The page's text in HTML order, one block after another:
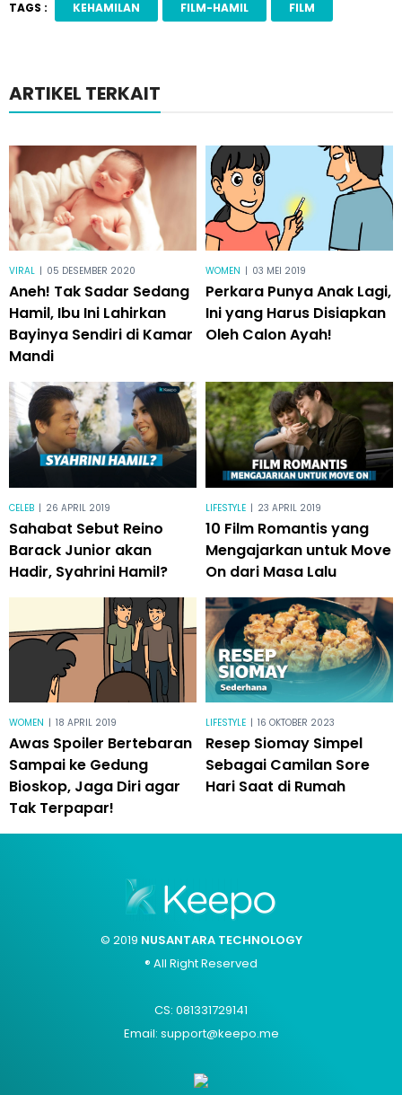
TAGS : KEHAMILAN FILM-HAMIL FILM
ARTIKEL TERKAIT
VIRAL | 05 DESEMBER 2020
Aneh! Tak Sadar Sedang
Hamil, Ibu Ini Lahirkan
Bayinya Sendiri di Kamar
Mandi
WOMEN | 03 MEI 2019
Perkara Punya Anak Lagi,
Ini yang Harus Disiapkan
Oleh Calon Ayah!
CELEB | 26 APRIL 2019
Sahabat Sebut Reino
Barack Junior akan
Hadir, Syahrini Hamil?
LIFESTYLE | 23 APRIL 2019
10 Film Romantis yang
Mengajarkan untuk Move
On dari Masa Lalu
WOMEN | 18 APRIL 2019
Awas Spoiler Bertebaran
Sampai ke Gedung
Bioskop, Jaga Diri agar
Tak Terpapar!
LIFESTYLE | 16 OKTOBER 2023
Resep Siomay Simpel
Sebagai Camilan Sore
Hari Saat di Rumah
© 2019 NUSANTARA TECHNOLOGY
® All Right Reserved
CS: 081331729141
Email: support@keepo.me